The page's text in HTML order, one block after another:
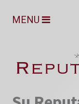
MENU